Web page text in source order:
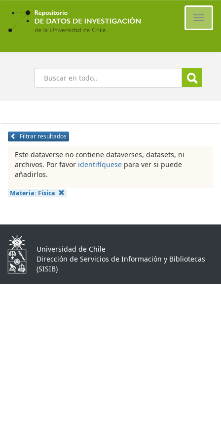
Ir
contenido
principal
Buscar
Filtrar resultados
Este dataverse no contiene dataverses, datasets, ni
archivos. Por favor identifíquese para ver si puede
añadirlos.
Materia: Física
Universidad de Chile
Dirección de Servicios de Información y Bibliotecas
(SISIB)